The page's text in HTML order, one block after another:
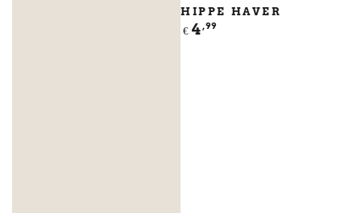
HIPPE HAVER
Normale
€ 4,99